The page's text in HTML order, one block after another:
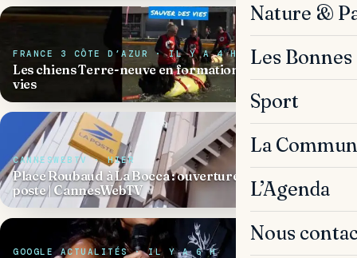
Nature &
Les
Sport
La
L’Agenda
Nous
FRANCE 3 CÔTE D’AZUR · IL Y A 4 H
Les chiens Terre-neuve en formation pour sauver des
vies
CANNESWEBTV · HIER
Place Roubaud à La Bocca : ouverture de la nouvelle
poste | CannesWebTV
GOOGLE ACTUALITÉS · IL Y A 6 H